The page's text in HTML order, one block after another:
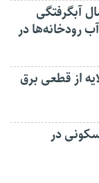
آبگرفتگی
رودخانه‌ها در
از قطعی برق
در